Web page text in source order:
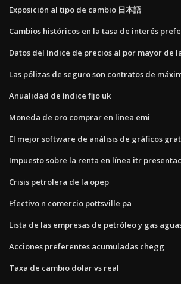
Exposición al tipo de cambio 日本語
Cambios históricos en la tasa de interés
Datos del índice de precios al por mayor de
Las pólizas de seguro son contratos de
Anualidad de índice fijo uk
Moneda de oro comprar en linea emi
El mejor software de análisis de gráficos
Impuesto sobre la renta en línea itr
Crisis petrolera de la opep
Efectivo n comercio pottsville pa
Lista de las empresas de petróleo y gas
Acciones preferentes acumuladas chegg
Taxa de cambio dolar vs real